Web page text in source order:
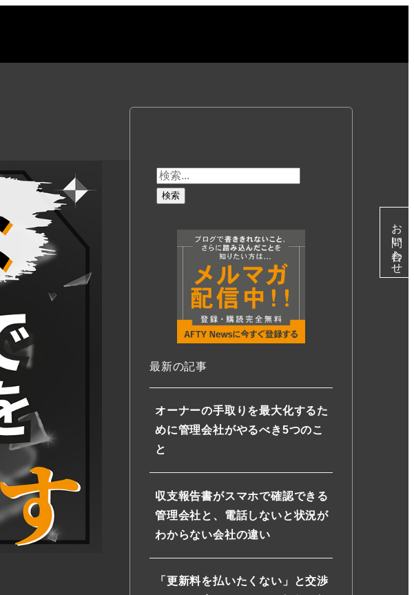
お問い合わせ
最新の記事
オーナーの手取りを最大化するた
めに管理会社がやるべき5つのこ
と
収支報告書がスマホで確認できる
管理会社と、電話しないと状況が
わからない会社の違い
「更新料を払いたくない」と交渉